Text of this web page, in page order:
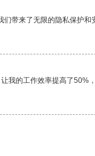
带来了无限的隐私保护和
我的工作效率提高了50%